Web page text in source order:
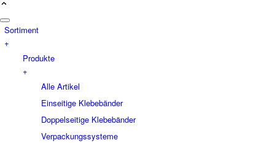
Sortiment
+
Produkte
+
Alle Artikel
Einseitige Klebebänder
Doppelseitige Klebebänder
Verpackungssysteme